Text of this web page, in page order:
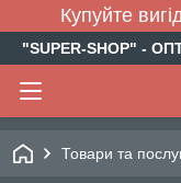
Купуйте
"SUPER-SHOP" -
Товари та